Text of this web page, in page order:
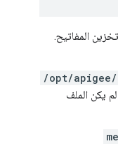
المفاتيح.
/opt/apigee/
لم يكن الملف